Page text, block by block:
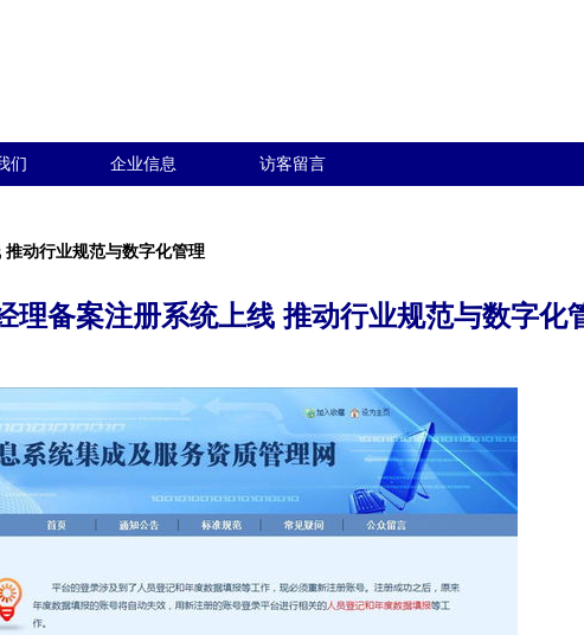
们 企业信息 访客留言
动行业规范与数字化管理
理备案注册系统上线 推动行业规范与数字化